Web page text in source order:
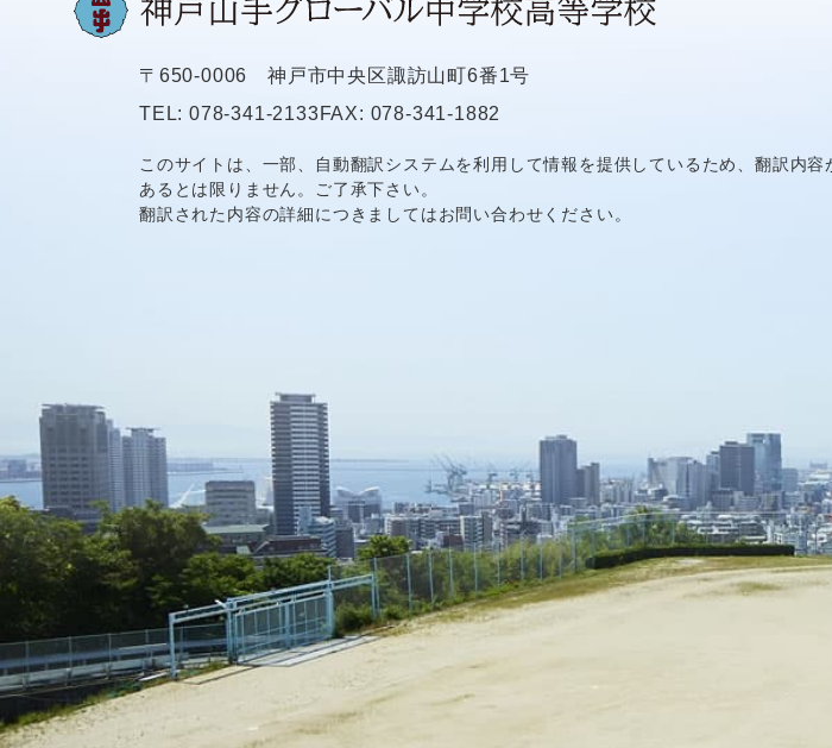
〒650-0006 神戸市中央区諏訪山町6番1号
TEL: 078-341-2133FAX: 078-341-1882
このサイトは、一部、自動翻訳システムを利用して情報を提供しているため、翻訳内容
あるとは限りません。ご了承下さい。
翻訳された内容の詳細につきましてはお問い合わせください。